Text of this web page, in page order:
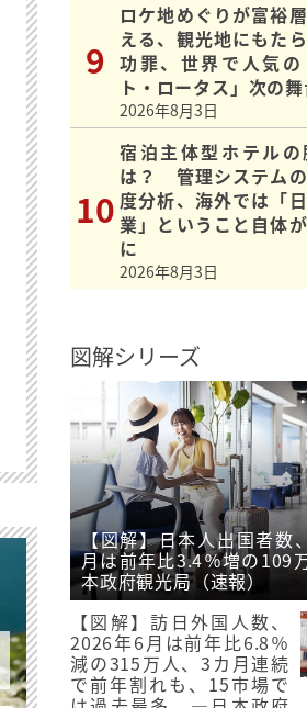
ロケ地めぐりが富裕
える、観光地にもた
功罪、世界で人気の
ト・ロータス」次の
2026年8月3日
宿泊主体型ホテルの
は？ 管理システム
度分析、海外では「
業」ということ自体
に
2026年8月3日
図解シリーズ
【図解】日本人出国者数
月は前年比3.4％増の
本政府観光局（速報）
【図解】訪日外国人数、
2026年6月は前年比6.8％
減の315万人、3カ月連続
で前年割れも、15市場で